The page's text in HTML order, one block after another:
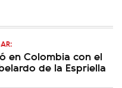
en Colombia con el
de la Espriella